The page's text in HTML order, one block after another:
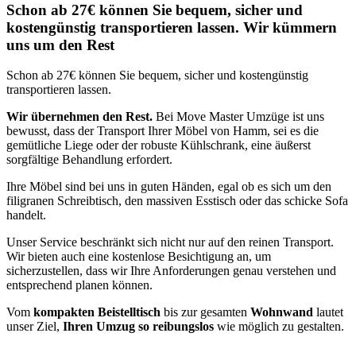
Schon ab 27€ können Sie bequem, sicher und
kostengünstig transportieren lassen. Wir kümmern
uns um den Rest
Schon ab 27€ können Sie bequem, sicher und kostengünstig
transportieren lassen.
Wir übernehmen den Rest. Bei Move Master Umzüge ist uns
bewusst, dass der Transport Ihrer Möbel von Hamm, sei es die
gemütliche Liege oder der robuste Kühlschrank, eine äußerst
sorgfältige Behandlung erfordert.
Ihre Möbel sind bei uns in guten Händen, egal ob es sich um den
filigranen Schreibtisch, den massiven Esstisch oder das schicke Sofa
handelt.
Unser Service beschränkt sich nicht nur auf den reinen Transport.
Wir bieten auch eine kostenlose Besichtigung an, um
sicherzustellen, dass wir Ihre Anforderungen genau verstehen und
entsprechend planen können.
Vom kompakten Beistelltisch bis zur gesamten Wohnwand lautet
unser Ziel, Ihren Umzug so reibungslos wie möglich zu gestalten.